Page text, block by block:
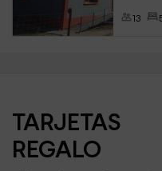
13
TARJETAS
REGALO